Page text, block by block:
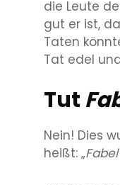
die Leute
gut er ist,
Taten
Tat edel
Tut
Nein! Dies
heißt: „Fabel